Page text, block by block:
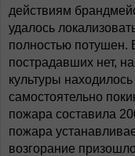
действиям
удалось
полностью потушен.
пострадавших нет,
культуры
самостоятельно
пожара составила
пожара
возгорание